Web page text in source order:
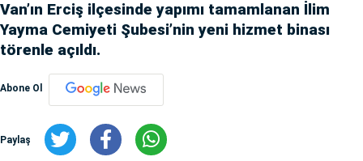
Van’ın Erciş ilçesinde yapımı tamamlanan İlim
Yayma Cemiyeti Şubesi’nin yeni hizmet binası
törenle açıldı.
Abone Ol
Paylaş